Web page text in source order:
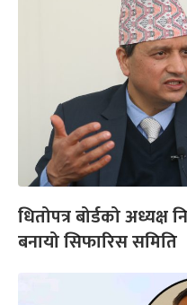
धितोपत्र बोर्डको
बनायो सिफारिस समिति